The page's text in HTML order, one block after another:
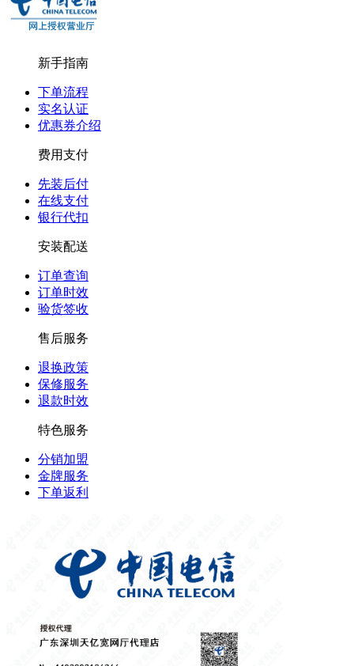
新手指南
下单流程
实名认证
优惠券介绍
费用支付
先装后付
在线支付
银行代扣
安装配送
订单查询
订单时效
验货签收
售后服务
退换政策
保修服务
退款时效
特色服务
分销加盟
金牌服务
下单返利